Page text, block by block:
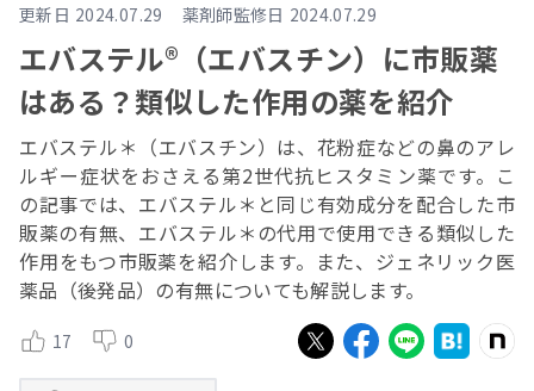
更新日 2024.07.29 薬剤師監修日 2024.07.29
エバステル®（エバスチン）に市販薬
はある？類似した作用の薬を紹介
エバステル＊（エバスチン）は、花粉症などの鼻のアレ
ルギー症状をおさえる第2世代抗ヒスタミン薬です。こ
の記事では、エバステル＊と同じ有効成分を配合した市
販薬の有無、エバステル＊の代用で使用できる類似した
作用をもつ市販薬を紹介します。また、ジェネリック医
薬品（後発品）の有無についても解説します。
17 0